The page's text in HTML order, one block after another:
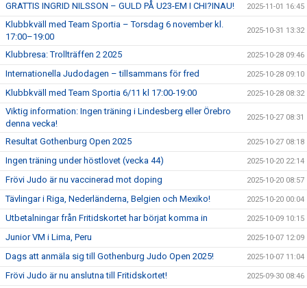
GRATTIS INGRID NILSSON – GULD PÅ U23-EM I CHI?INAU! 2025-11-01 16:45
Klubbkväll med Team Sportia – Torsdag 6 november kl.
17:00–19:00
2025-10-31 13:32
Klubbresa: Trollträffen 2 2025 2025-10-28 09:46
Internationella Judodagen – tillsammans för fred 2025-10-28 09:10
Klubbkväll med Team Sportia 6/11 kl 17:00-19:00 2025-10-28 08:32
Viktig information: Ingen träning i Lindesberg eller Örebro
denna vecka!
2025-10-27 08:31
Resultat Gothenburg Open 2025 2025-10-27 08:18
Ingen träning under höstlovet (vecka 44) 2025-10-20 22:14
Frövi Judo är nu vaccinerad mot doping 2025-10-20 08:57
Tävlingar i Riga, Nederländerna, Belgien och Mexiko! 2025-10-20 00:04
Utbetalningar från Fritidskortet har börjat komma in 2025-10-09 10:15
Junior VM i Lima, Peru 2025-10-07 12:09
Dags att anmäla sig till Gothenburg Judo Open 2025! 2025-10-07 11:04
Frövi Judo är nu anslutna till Fritidskortet! 2025-09-30 08:46